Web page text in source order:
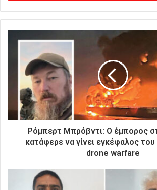
γ
ε
τ
Ρόμπερτ Μπρόβντι: Ο έμπορος
κατάφερε να γίνει εγκέφαλος του
drone warfare